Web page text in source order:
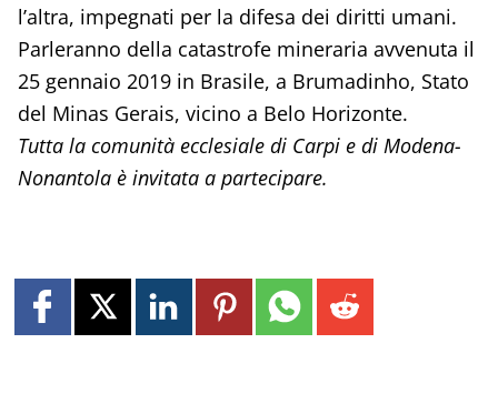
l’altra, impegnati per la difesa dei diritti umani.
Parleranno della catastrofe mineraria avvenuta il
25 gennaio 2019 in Brasile, a Brumadinho, Stato
del Minas Gerais, vicino a Belo Horizonte.
Tutta la comunità ecclesiale di Carpi e di Modena-
Nonantola è invitata a partecipare.